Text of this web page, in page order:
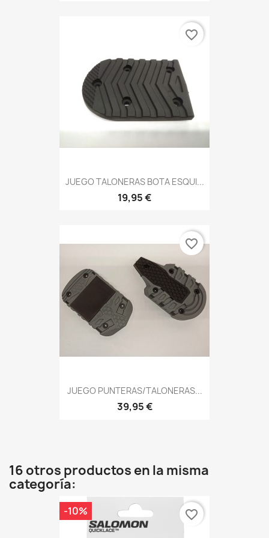
JUEGO TALONERAS BOTA ESQUI...
19,95 €
favorite_border
JUEGO PUNTERAS/TALONERAS...
39,95 €
favorite_border
16 otros productos en la misma
categoría:
-10% favorite_border